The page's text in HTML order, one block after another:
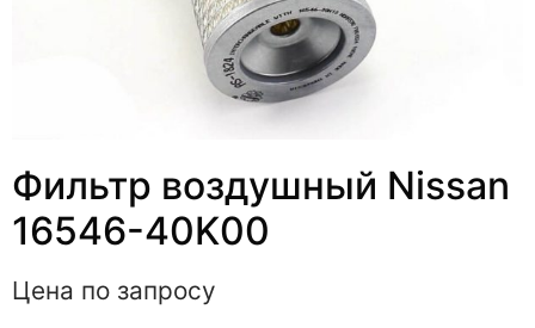
Фильтр воздушный Nissan
16546-40K00
Цена по запросу